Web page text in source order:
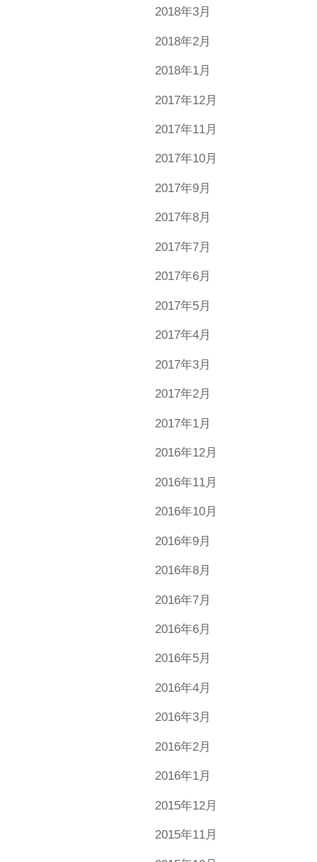
2018年3月
2018年2月
2018年1月
2017年12月
2017年11月
2017年10月
2017年9月
2017年8月
2017年7月
2017年6月
2017年5月
2017年4月
2017年3月
2017年2月
2017年1月
2016年12月
2016年11月
2016年10月
2016年9月
2016年8月
2016年7月
2016年6月
2016年5月
2016年4月
2016年3月
2016年2月
2016年1月
2015年12月
2015年11月